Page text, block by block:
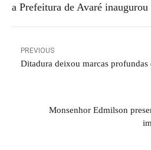
a Prefeitura de Avaré
PREVIOUS
Ditadura deixou marcas profundas
Monsenhor Edmilson